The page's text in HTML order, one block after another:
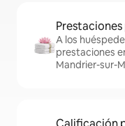
A los
prestaciones
Mandrier-sur-